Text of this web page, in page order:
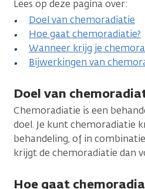
Lees op deze pagina over:
Doel van chemoradiatie
Hoe gaat chemoradiatie?
Wanneer krijg je
Bijwerkingen van
Doel van
Chemoradiatie is een
doel. Je kunt chemoradiatie
behandeling, of in
krijgt de chemoradiatie dan
Hoe gaat